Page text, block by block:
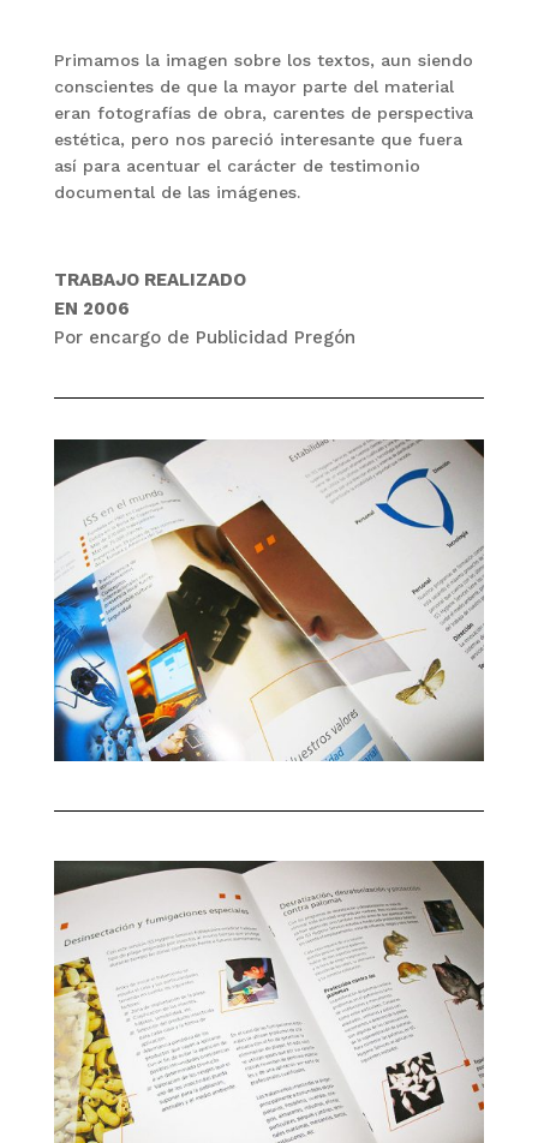
Primamos la imagen sobre los textos, aun siendo
conscientes de que la mayor parte del material
eran fotografías de obra, carentes de perspectiva
estética, pero nos pareció interesante que fuera
así para acentuar el carácter de testimonio
documental de las imágenes.
TRABAJO REALIZADO
EN 2006
Por encargo de Publicidad Pregón